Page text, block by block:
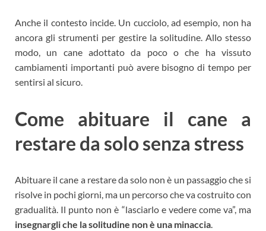
Anche il contesto incide. Un cucciolo, ad esempio, non ha
ancora gli strumenti per gestire la solitudine. Allo stesso
modo, un cane adottato da poco o che ha vissuto
cambiamenti importanti può avere bisogno di tempo per
sentirsi al sicuro.
Come abituare il cane a
restare da solo senza stress
Abituare il cane a restare da solo non è un passaggio che si
risolve in pochi giorni, ma un percorso che va costruito con
gradualità. Il punto non è “lasciarlo e vedere come va”, ma
insegnargli che la solitudine non è una minaccia.